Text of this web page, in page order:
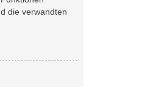
die verwandten